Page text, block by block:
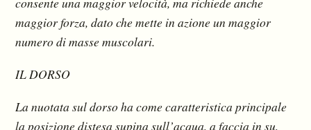
maggior forza, dato che mette in azione un maggior
numero di masse muscolari.
IL DORSO
La nuotata sul dorso ha come caratteristica principale
la posizione distesa supina sull’acqua, a faccia in su,